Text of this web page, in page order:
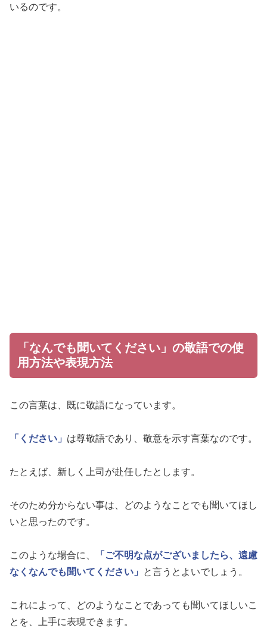
いるのです。
「なんでも聞いてください」の敬語での使
用方法や表現方法
この言葉は、既に敬語になっています。
「ください」 は尊敬語であり、敬意を示す言葉なのです。
たとえば、新しく上司が赴任したとします。
そのため分からない事は、どのようなことでも聞いてほし
いと思ったのです。
このような場合に、
「ご不明な点がございましたら、遠慮
なくなんでも聞いてください」
と言うとよいでしょう。
これによって、どのようなことであっても聞いてほしいこ
とを、上手に表現できます。